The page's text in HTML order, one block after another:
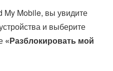
My Mobile, вы увидите
и выберите
«Разблокировать мой